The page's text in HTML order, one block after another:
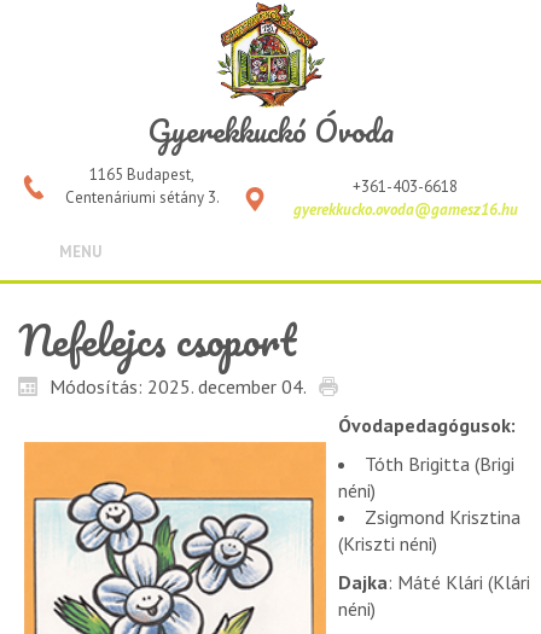
Gyerekkuckó Óvoda
1165 Budapest,
Centenáriumi sétány 3.
+361-403-6618
gyerekkucko.ovoda@gamesz16.hu
MENU
Nefelejcs csoport
Módosítás: 2025. december 04.
Óvodapedagógusok:
Tóth Brigitta (Brigi
néni)
Zsigmond Krisztina
(Kriszti néni)
Dajka: Máté Klári (Klári
néni)